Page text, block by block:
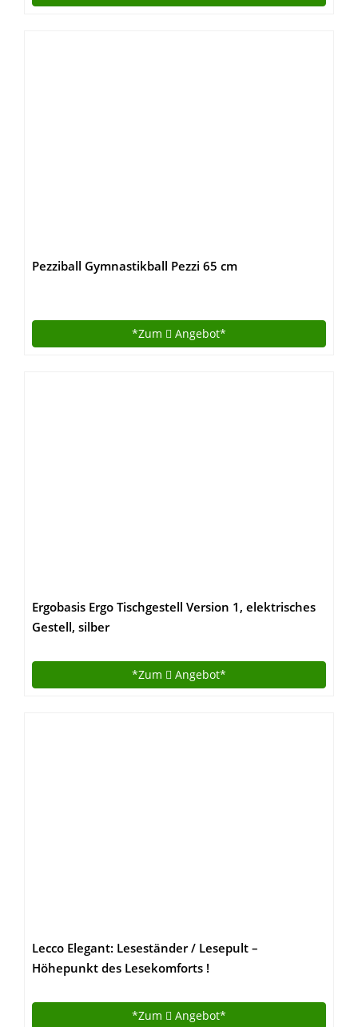
Pezziball Gymnastikball Pezzi 65 cm
*Zum Angebot*
Ergobasis Ergo Tischgestell Version 1, elektrisches
Gestell, silber
*Zum Angebot*
Lecco Elegant: Leseständer / Lesepult –
Höhepunkt des Lesekomforts !
*Zum Angebot*